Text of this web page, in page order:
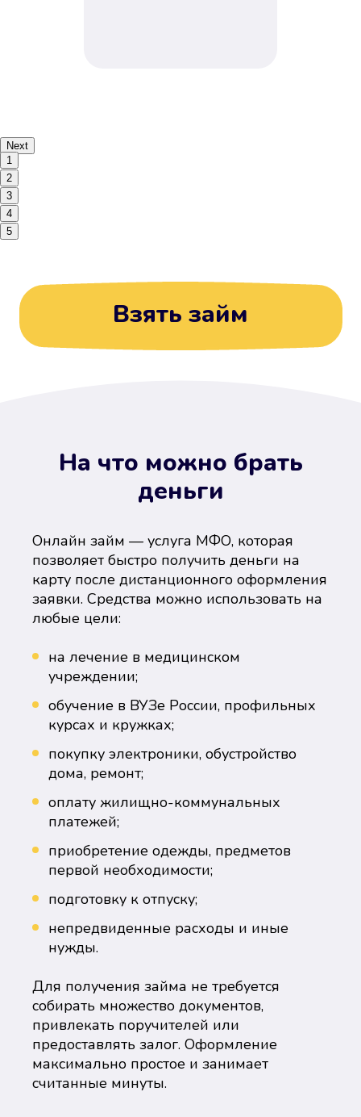
Next
1
2
3
4
5
Взять займ
На что можно брать
деньги
Онлайн займ — услуга МФО, которая
позволяет быстро получить деньги на
карту после дистанционного оформления
заявки. Средства можно использовать на
любые цели:
на лечение в медицинском
учреждении;
обучение в ВУЗе России, профильных
курсах и кружках;
покупку электроники, обустройство
дома, ремонт;
оплату жилищно-коммунальных
платежей;
приобретение одежды, предметов
первой необходимости;
подготовку к отпуску;
непредвиденные расходы и иные
нужды.
Для получения займа не требуется
собирать множество документов,
привлекать поручителей или
предоставлять залог. Оформление
максимально простое и занимает
считанные минуты.